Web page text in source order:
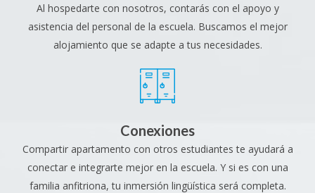
Al hospedarte con nosotros, contarás con el apoyo y
asistencia del personal de la escuela. Buscamos el mejor
alojamiento que se adapte a tus necesidades.
Conexiones
Compartir apartamento con otros estudiantes te ayudará a
conectar e integrarte mejor en la escuela. Y si es con una
familia anfitriona, tu inmersión lingüística será completa.